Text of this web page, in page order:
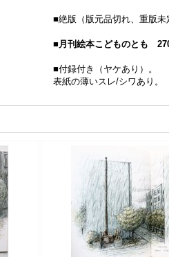
■絶版（版元品切れ、重版未
■月刊絵本こどものとも
■付録付き（ヤケあり）。
表紙の薄いスレ/シワあり。